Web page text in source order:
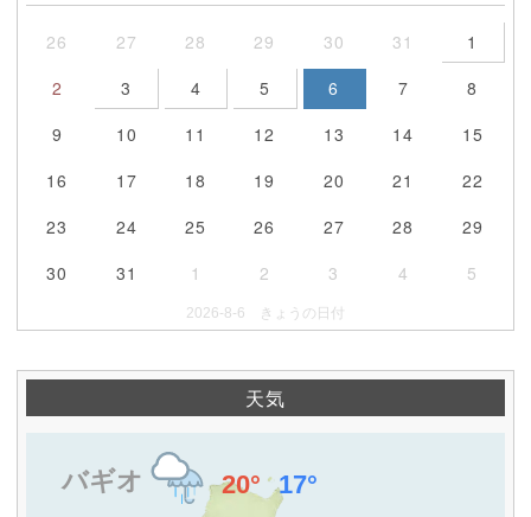
26 27 28 29 30 31
1
2
3 4 5 6 7
8
9
10 11 12 13 14
15
16
17 18 19 20 21
22
23
24 25 26 27 28
29
30
31 1 2 3 4 5
2026-8-6 きょうの日付
天気